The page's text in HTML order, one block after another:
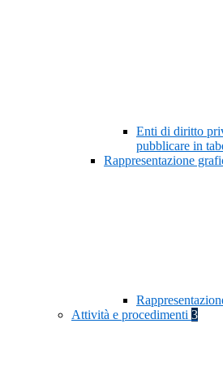
Enti di diritto
pubblicare in
Rappresentazione
Attività e procedimenti 3